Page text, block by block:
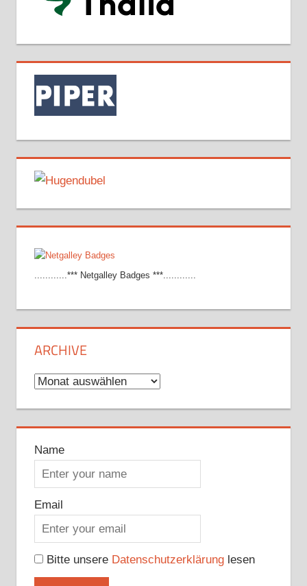
............*** Netgalley Badges ***............
ARCHIVE
Archive
Name
Email
Bitte unsere Datenschutzerklärunglesen